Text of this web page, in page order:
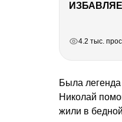
4.2 тыс.
Была легенда
Николай
жили в